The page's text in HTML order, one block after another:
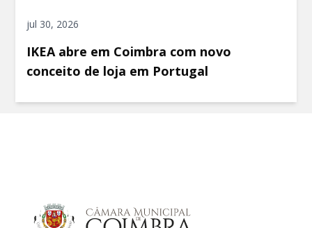
jul 30, 2026
IKEA abre em Coimbra com novo
conceito de loja em Portugal